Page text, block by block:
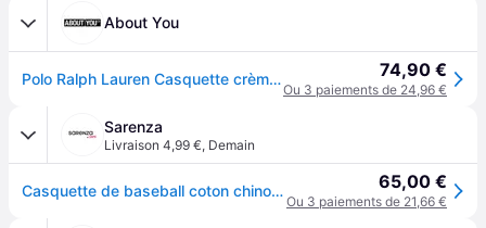
About You
Polo Ralph Lauren Casquette crème / bleu foncé 74,90 €
Ou 3 paiements de 24,96 €
Sarenza
Livraison 4,99 €, Demain
Casquette de baseball coton chino 710548 par Polo Ralph Lauren 65,00 €
Ou 3 paiements de 21,66 €